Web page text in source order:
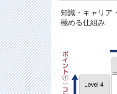
知識・キャリア
極める仕組み